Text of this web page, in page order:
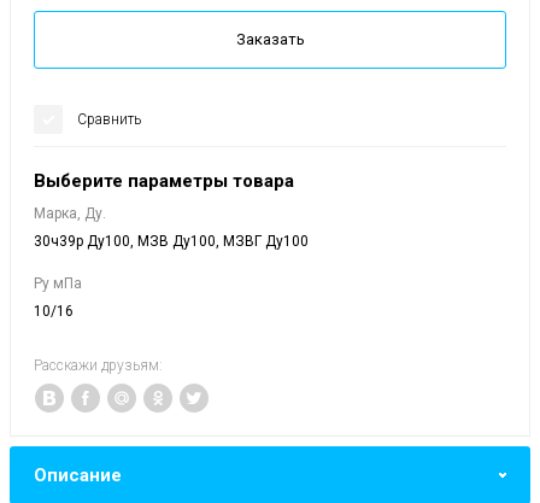
Заказать
Сравнить
Выберите параметры товара
Марка, Ду.
30ч39р Ду100, МЗВ Ду100, МЗВГ Ду100
Ру мПа
10/16
Расскажи друзьям:
Описание